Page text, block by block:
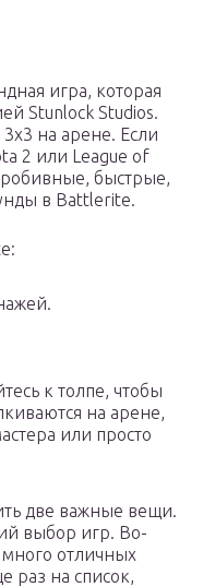
игра, которая
Stunlock Studios.
на арене. Если
2 или League of
быстрые,
в Battlerite.
к толпе, чтобы
на арене,
или просто
две важные вещи.
выбор игр. Во-
много отличных
раз на список,